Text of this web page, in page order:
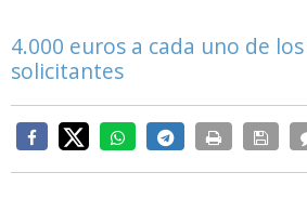
4.000 euros a cada uno de
solicitantes